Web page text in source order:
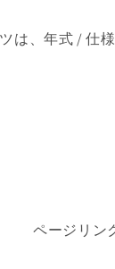
は、年式 / 仕
ページリン